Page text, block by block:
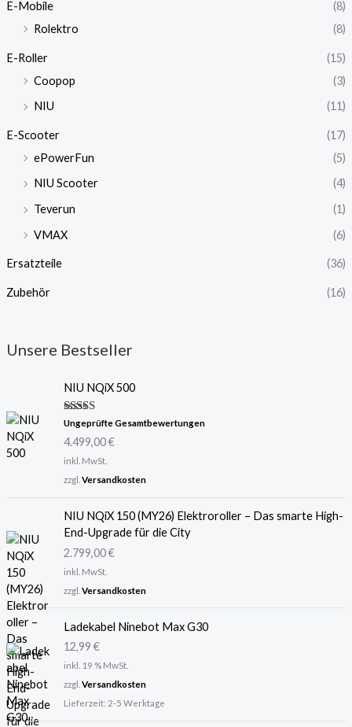
E-Mobile
(8)
Rolektro
(8)
E-Roller
(15)
Coopop
(3)
NIU
(11)
E-Scooter
(17)
ePowerFun
(5)
NIU Scooter
(4)
Teverun
(1)
VMAX
(6)
Ersatzteile (36)
Zubehör (16)
Unsere Bestseller
NIU NQiX 500
Bewertet
von 5
Ungeprüfte Gesamtbewertungen
4.499,00€
inkl. MwSt.
zzgl. Versandkosten
NIU NQiX 150 (MY26) Elektroroller – Das smarte High-
End-Upgrade für die City
2.799,00€
inkl. MwSt.
zzgl. Versandkosten
Ladekabel Ninebot Max G30
12,99€
inkl. 19 % MwSt.
zzgl. Versandkosten
Lieferzeit: 2-5 Werktage